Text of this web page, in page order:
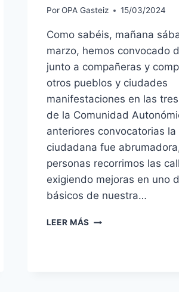
Por OPA Gasteiz 15/03/2024
Como sabéis, mañana
marzo, hemos convocado
junto a compañeras y
otros pueblos y ciudades
manifestaciones en las
de la Comunidad
anteriores convocatorias la
ciudadana fue
personas recorrimos las
exigiendo mejoras en uno
básicos de nuestra…
LEER MÁS ¿POR